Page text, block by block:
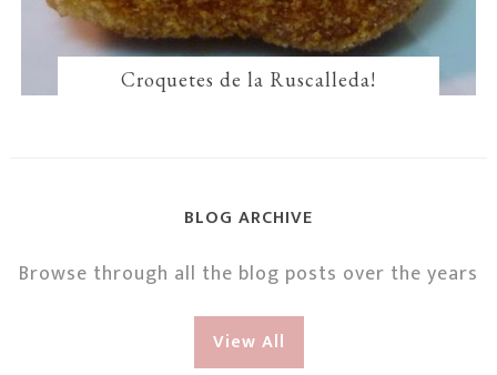
Croquetes de la Ruscalleda!
BLOG ARCHIVE
Browse through all the blog posts over the years
View All